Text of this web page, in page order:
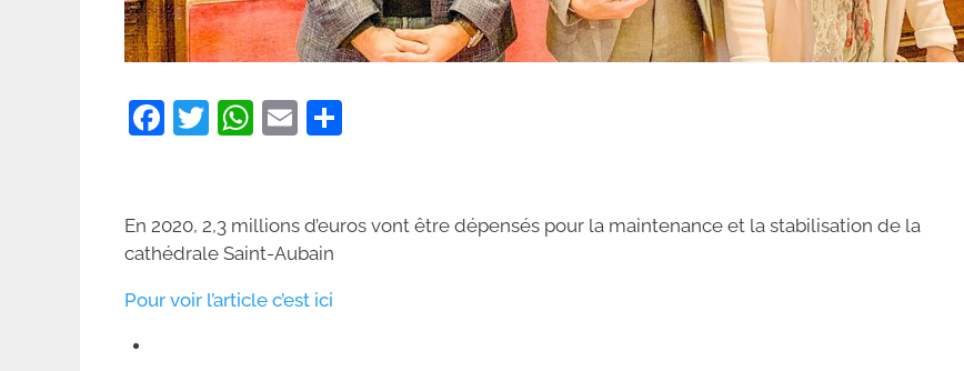
F
e
b
o
T
er
W
s
A
p
E
l
g
En 2020, 2,3 millions d’euros vont être dépensés pour la maintenance et la stabilisation de la
cathédrale Saint-Aubain
Pour voir l’article c’est ici